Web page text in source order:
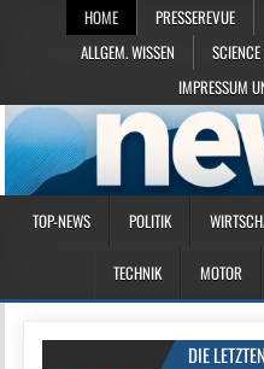
HOME PRESSEREVUE
ALLGEM. WISSEN
IMPRESSUM
TOP-NEWS POLITIK
TECHNIK MOTOR
DIE